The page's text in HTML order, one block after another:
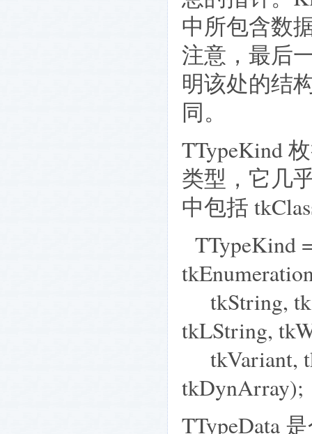
中所包含数
注意，最后
明该处的结
同。
TTypeKind
类型，它几
中包括
TTypeKind
tkString,
tkLString,
tkVariant,
tkDynArray);
TTypeData